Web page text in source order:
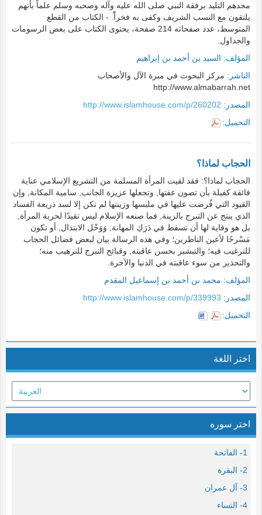
مجدهم التليد برفقة النبي صلى الله عليه وآله وصحبه وسلم علماً بأنهم
يلتقون مع النسب الشريف وكفى به فخراًً. - الكتاب من القطع
المتوسط، عدد صفحاته 214 صفحة، يحتوى الكتاب على بعض الرسومات
والجداول.
المؤلف: السيد بن أحمد بن إبراهيم
الناشر: مركز البحوث في مبرة الآل والأصحاب
http://www.almabarrah.net
المصدر: http://www.islamhouse.com/p/260202
التحميل:
الحجاب لماذا؟
الحجاب لماذا؟: فقد لقيت المرأة المسلمة من التشريع الإسلامي عناية
فائقة كفيلة بأن تصون عفتها, وتجعلها عزيزة الجانب, سامية المكانة, وإن
القيود التي فُرضت عليها في ملبسها وزينتها لم تكن إلا لسد ذريعة الفساد
الذي ينتج عن التبرج بالزينة, فما صنعه الإسلام ليس تقيدًا لحرية المرأة,
بل هو وقاية لها أن تسقط في دَرَكِ المهانة, وَوَحْل الابتذال, أو تكون
مَسْرحًا لأعين الناظرين؛ وفي هذه الرسالة بيان لبعض فضائل الحجاب
للترغيب فيه؛ والتبشير بحسن عاقبته, وقبائح التبرج للترهيب منه؛
والتحذير من سوء عاقبته في الدنيا والآخرة.
المؤلف: محمد بن أحمد بن إسماعيل المقدم
المصدر: http://www.islamhouse.com/p/339993
التحميل:
اختر اللغة
اختر سوره
1- الفاتحة
2- البقرة
3- آل عمران
4- النساء